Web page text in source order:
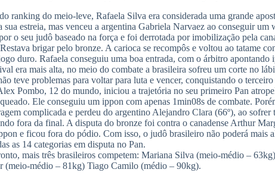
ranking do meio-leve, Rafaela Silva era considerada uma grande
estreia, mas venceu a argentina Gabriela Narvaez ao conseguir um
o seu judô baseado na força e foi derrotada por imobilização pela
brigar pelo bronze. A carioca se recompôs e voltou ao tatame
duro. Rafaela conseguiu uma boa entrada, com o árbitro apontando
era mais alta, no meio do combate a brasileira sofreu um corte no
teve problemas para voltar para luta e vencer, conquistando o terceiro
Pombo, 12 do mundo, iniciou a trajetória no seu primeiro Pan
Ele conseguiu um ippon com apenas 1min08s de combate.
complicada e perdeu do argentino Alejandro Clara (66º), ao sofrer
fora da final. A disputa do bronze foi contra o canadense Arthur
e ficou fora do pódio. Com isso, o judô brasileiro não poderá mais
as 14 categorias em disputa no Pan.
mais três brasileiros competem: Mariana Silva (meio-médio –
(meio-médio – 81kg) Tiago Camilo (médio – 90kg).